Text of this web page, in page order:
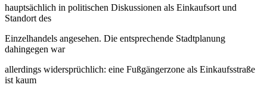
hauptsächlich in politischen Diskussionen als Einkaufsort und
Standort des
Einzelhandels angesehen. Die entsprechende Stadtplanung
dahingegen war
allerdings widersprüchlich: eine Fußgängerzone als Einkaufsstraße
ist kaum